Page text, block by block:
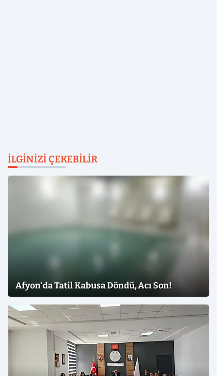
İLGINIZI ÇEKEBILIR
Afyon'da Tatil Kabusa Döndü, Acı Son!